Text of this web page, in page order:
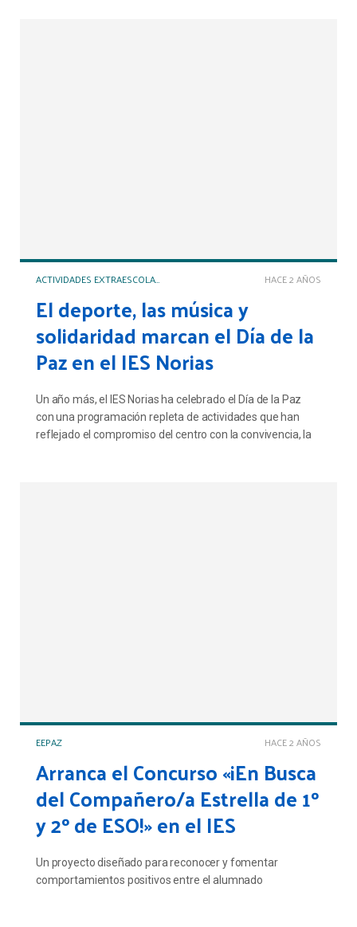
HACE 2 AÑOS
ACTIVIDADES EXTRAESCOLARES Y COMPLEMENTARIAS
El deporte, las música y
solidaridad marcan el Día de la
Paz en el IES Norias
Un año más, el IES Norias ha celebrado el Día de la Paz
con una programación repleta de actividades que han
reflejado el compromiso del centro con la convivencia, la
HACE 2 AÑOS
EEPAZ
Arranca el Concurso «¡En Busca
del Compañero/a Estrella de 1º
y 2º de ESO!» en el IES
Un proyecto diseñado para reconocer y fomentar
comportamientos positivos entre el alumnado